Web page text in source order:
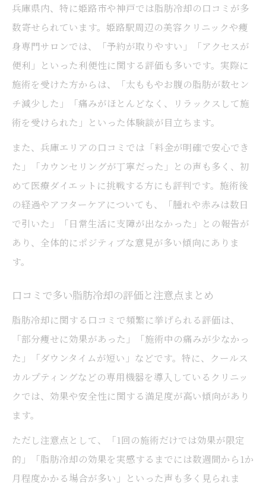
兵庫県内、特に姫路市や神戸では脂肪冷却の口コミが多
数寄せられています。姫路駅周辺の美容クリニックや痩
身専門サロンでは、「予約が取りやすい」「アクセスが
便利」といった利便性に関する評価も多いです。実際に
施術を受けた方からは、「太ももやお腹の脂肪が数セン
チ減少した」「痛みがほとんどなく、リラックスして施
術を受けられた」といった体験談が目立ちます。
また、兵庫エリアの口コミでは「料金が明確で安心でき
た」「カウンセリングが丁寧だった」との声も多く、初
めて医療ダイエットに挑戦する方にも評判です。施術後
の経過やアフターケアについても、「腫れや赤みは数日
で引いた」「日常生活に支障が出なかった」との報告が
あり、全体的にポジティブな意見が多い傾向にありま
す。
口コミで多い脂肪冷却の評価と注意点まとめ
脂肪冷却に関する口コミで頻繁に挙げられる評価は、
「部分痩せに効果があった」「施術中の痛みが少なかっ
た」「ダウンタイムが短い」などです。特に、クールス
カルプティングなどの専用機器を導入しているクリニッ
クでは、効果や安全性に関する満足度が高い傾向があり
ます。
ただし注意点として、「1回の施術だけでは効果が限定
的」「脂肪冷却の効果を実感するまでには数週間から1か
月程度かかる場合が多い」といった声も多く見られま